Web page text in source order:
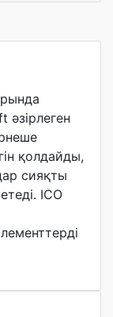
әзірлеген
қолдайды,
сияқты
ICO